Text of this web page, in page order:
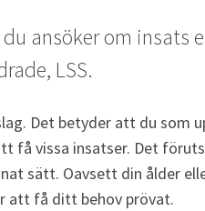
ansöker om insats
LSS.
Det betyder att du som
få vissa insatser. Det
sätt. Oavsett din ålder
att få ditt behov prövat.